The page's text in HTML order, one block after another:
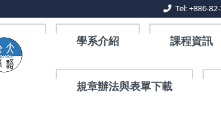
學系介紹 課程資訊
規章辦法與表單下載